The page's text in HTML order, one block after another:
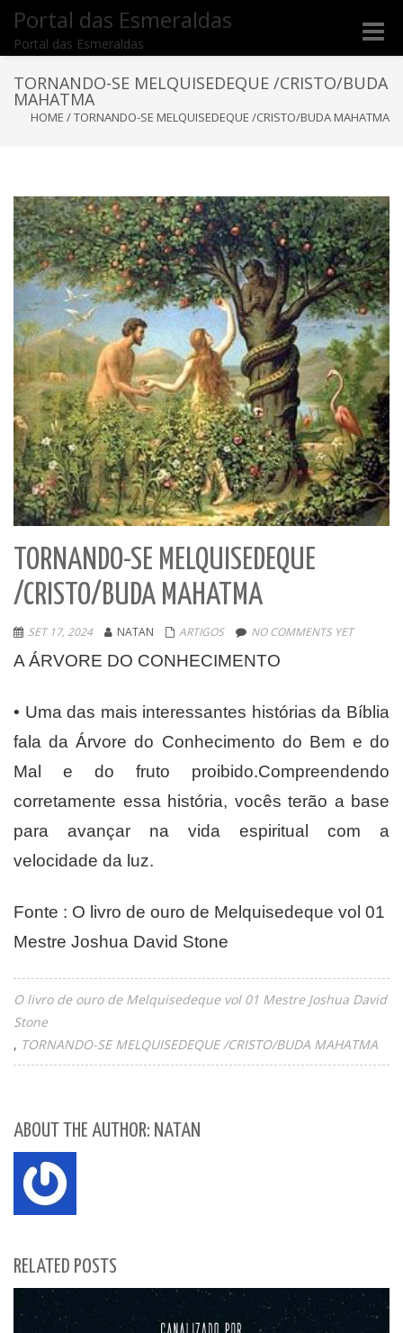
Portal das Esmeraldas
Portal das Esmeraldas
Toggle
TORNANDO-SE MELQUISEDEQUE /CRISTO/BUDA
MAHATMA
HOME /TORNANDO-SE MELQUISEDEQUE /CRISTO/BUDA MAHATMA
TORNANDO-SE MELQUISEDEQUE
/CRISTO/BUDA MAHATMA
SET 17, 2024 NATAN ARTIGOS NO COMMENTS YET
A ÁRVORE DO CONHECIMENTO
• Uma das mais interessantes histórias da Bíblia
fala da Árvore do Conhecimento do Bem e do
Mal e do fruto proibido.Compreendendo
corretamente essa história, vocês terão a base
para avançar na vida espiritual com a
velocidade da luz.
Fonte : O livro de ouro de Melquisedeque vol 01
Mestre Joshua David Stone
O livro de ouro de Melquisedeque vol 01 Mestre Joshua David
Stone
TORNANDO-SE MELQUISEDEQUE /CRISTO/BUDA MAHATMA
ABOUT THE AUTHOR: NATAN
RELATED POSTS